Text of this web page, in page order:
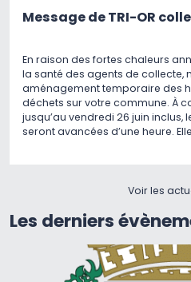
Message de TRI-OR
En raison des fortes chaleurs
la santé des agents de collecte,
aménagement temporaire des
déchets sur votre commune. À
jusqu’au vendredi 26 juin inclus,
seront avancées d’une heure.
Voir les
Les derniers